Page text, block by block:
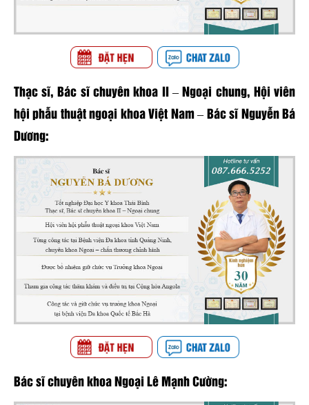
Thạc sĩ, Bác sĩ chuyên khoa II – Ngoại chung, Hội viên
hội phẫu thuật ngoại khoa Việt Nam – Bác sĩ Nguyễn Bá
Dương:
Bác sĩ chuyên khoa Ngoại Lê Mạnh Cường: